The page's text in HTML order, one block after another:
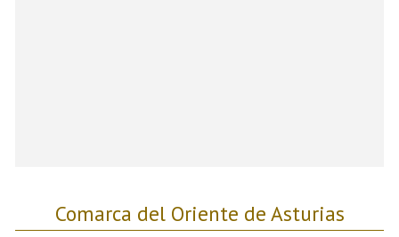
Comarca del Oriente de Asturias